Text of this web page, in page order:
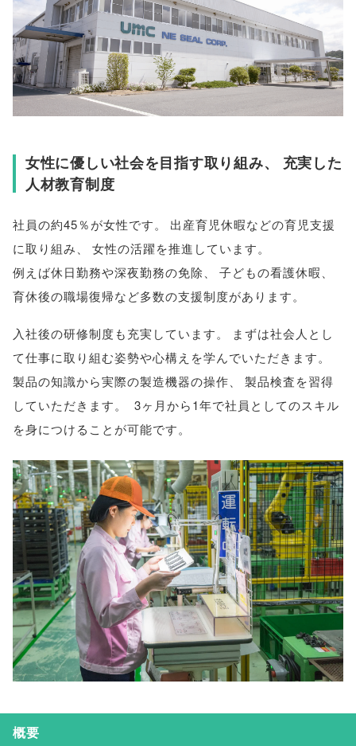
女性に優しい社会を目指す取り組み、
充実した
人材教育制度
社員の約45％が女性です。
出産育児休暇などの育児支援
に取り組み
女性の活躍を推進しています。
例えば休日勤務や深夜勤務の免除
子どもの看護休暇
育休後の職場復帰など多数の支援制度があります。
入社後の研修制度も充実しています。
まずは社会人とし
て仕事に取り組む姿勢や心構えを学んでいただきます。
製品の知識から実際の製造機器の操作
製品検査を習得
していただきます。
3ヶ月から1年で社員としてのスキル
を身につけることが可能です。
概要